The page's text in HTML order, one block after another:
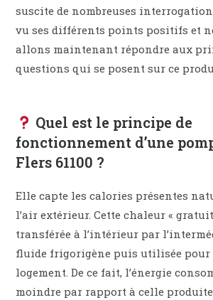
suscite de nombreuses
vu ses différents points positifs et
allons maintenant répondre aux
questions qui se posent sur ce
Quel est le principe de
fonctionnement d’une
Flers 61100 ?
Elle capte les calories présentes
l’air extérieur. Cette chaleur «
transférée à l’intérieur par
fluide frigorigène puis utilisée pour
logement. De ce fait, l’énergie
moindre par rapport à celle